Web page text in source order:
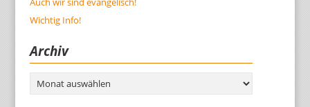
Wichtig Info!
Archiv
Archiv